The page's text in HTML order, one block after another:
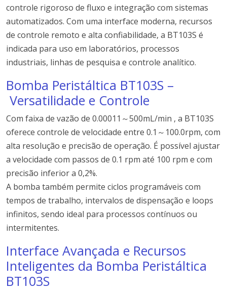
controle rigoroso de fluxo e integração com sistemas
automatizados. Com uma interface moderna, recursos
de controle remoto e alta confiabilidade, a BT103S é
indicada para uso em laboratórios, processos
industriais, linhas de pesquisa e controle analítico.
Bomba Peristáltica BT103S –
Versatilidade e Controle
Com faixa de vazão de 0.00011～500mL/min , a BT103S
oferece controle de velocidade entre 0.1～100.0rpm, com
alta resolução e precisão de operação. É possível ajustar
a velocidade com passos de 0.1 rpm até 100 rpm e com
precisão inferior a 0,2%.
A bomba também permite ciclos programáveis com
tempos de trabalho, intervalos de dispensação e loops
infinitos, sendo ideal para processos contínuos ou
intermitentes.
Interface Avançada e Recursos
Inteligentes da Bomba Peristáltica
BT103S